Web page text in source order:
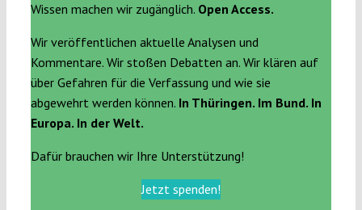
Wissen machen wir zugänglich. Open Access.
Wir veröffentlichen aktuelle Analysen und
Kommentare. Wir stoßen Debatten an. Wir klären auf
über Gefahren für die Verfassung und wie sie
abgewehrt werden können. In Thüringen. Im Bund. In
Europa. In der Welt.
Dafür brauchen wir Ihre Unterstützung!
Jetzt spenden!